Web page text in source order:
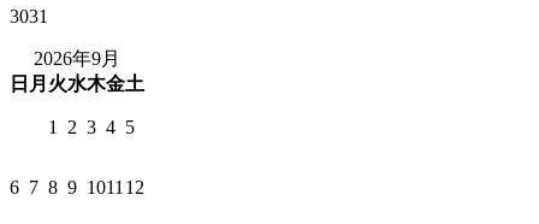
3031
2026年9月
日 月 火水木金土
1 2 3 4 5
6 7 8 9 1011 12